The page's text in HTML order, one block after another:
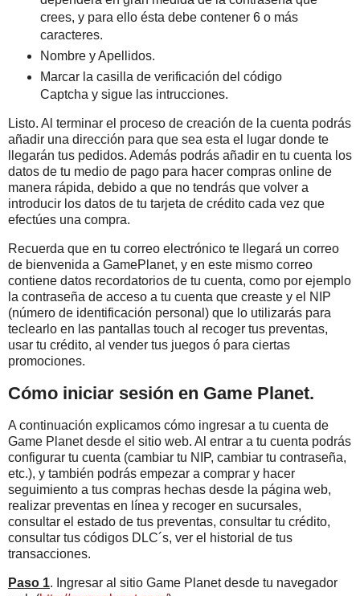
crees, y para ello ésta debe contener 6 o más
caracteres.
Nombre y Apellidos.
Marcar la casilla de verificación del código
Captcha y sigue las intrucciones.
Listo. Al terminar el proceso de creación de la cuenta podrás
añadir una dirección para que sea esta el lugar donde te
llegarán tus pedidos. Además podrás añadir en tu cuenta los
datos de tu medio de pago para hacer compras online de
manera rápida, debido a que no tendrás que volver a
introducir los datos de tu tarjeta de crédito cada vez que
efectúes una compra.
Recuerda que en tu correo electrónico te llegará un correo
de bienvenida a GamePlanet, y en este mismo correo
contiene datos recordatorios de tu cuenta, como por ejemplo
la contraseña de acceso a tu cuenta que creaste y el NIP
(número de identificación personal) que lo utilizarás para
teclearlo en las pantallas touch al recoger tus preventas,
usar tu crédito, al vender tus juegos ó para ciertas
promociones.
Cómo iniciar sesión en Game Planet.
A continuación explicamos cómo ingresar a tu cuenta de
Game Planet desde el sitio web. Al entrar a tu cuenta podrás
configurar tu cuenta (cambiar tu NIP, cambiar tu contraseña,
etc.), y también podrás empezar a comprar y hacer
seguimiento a tus compras hechas desde la página web,
realizar preventas en línea y recoger en sucursales,
consultar el estado de tus preventas, consultar tu crédito,
consultar tus códigos DLC´s, ver el historial de tus
transacciones.
Paso 1. Ingresar al sitio Game Planet desde tu navegador